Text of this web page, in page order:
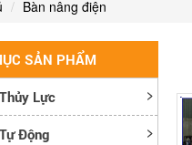
Bàn nâng điện
SẢN PHẨM
Lực
Động